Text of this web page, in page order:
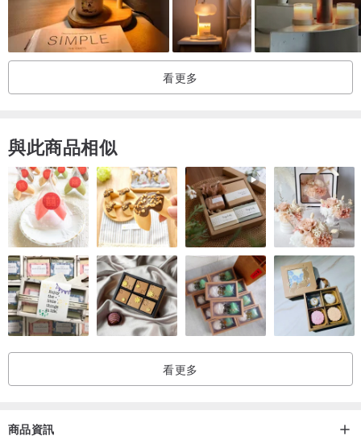
並且可有效避免蠟燭凹洞、表面不平整的現象，且能延長蠟燭使用壽
命。
香氛蠟燭暖燈的設計，使享受香氛蠟燭的香氣體驗，更加純粹、安心
【經典款蠟燭暖燈】
HOOOME 經典款蠟燭暖燈，流線型的外觀造型，看起來更現代簡
約，
無論是擺在居家空間、商業空間，都能營造獨特的品味和氛圍！
✅ 香氛蠟燭無須點火燃燒，即可散發香氣
✅ 香氣散發地更遠、蠟燭擴香力更加提升
✅ 蠟燭受熱平均，不再形成凹洞
✅ 可調節亮度，自行決定融蠟速度與香氣濃度
【使用方式】
看更多
與此商品相似
看更多
商品資訊